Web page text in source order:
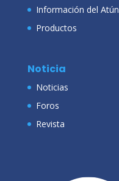
Información del Atún
Productos
Noticia
Noticias
Foros
Revista